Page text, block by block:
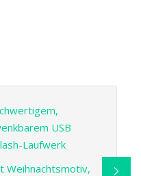
USB
Laufwerk
Weihnachtsmotiv,